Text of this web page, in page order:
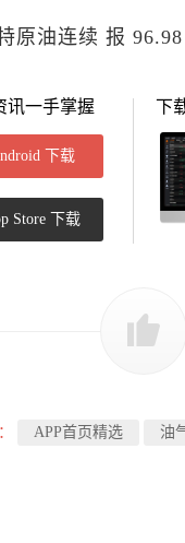
原油连续 报
讯一手掌握
下载
Store 下载
下
APP首页精选 油